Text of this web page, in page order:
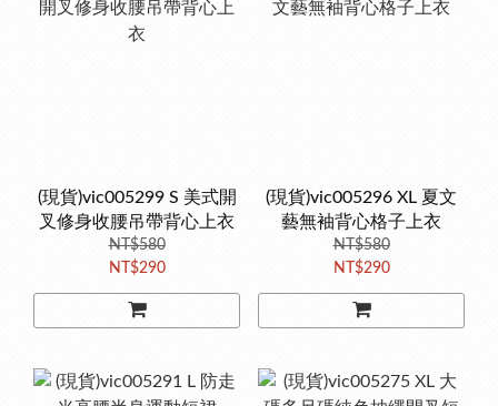
(現貨)vic005299 S 美式開
叉修身收腰吊帶背心上衣
NT$580
NT$290
(現貨)vic005296 XL 夏文
藝無袖背心格子上衣
NT$580
NT$290